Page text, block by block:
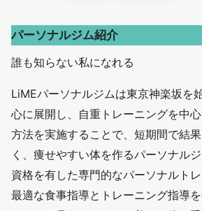
パーソナルジム紹介
誰も知らない私になれる
LiMEパーソナルジムは東京神楽坂を
心に展開し、自重トレーニングを中
方法を実施することで、短期間で結
く、痩せやすい体を作るパーソナルジ
資格を有した専門的なパーソナルト
最適な食事指導とトレーニング指導を